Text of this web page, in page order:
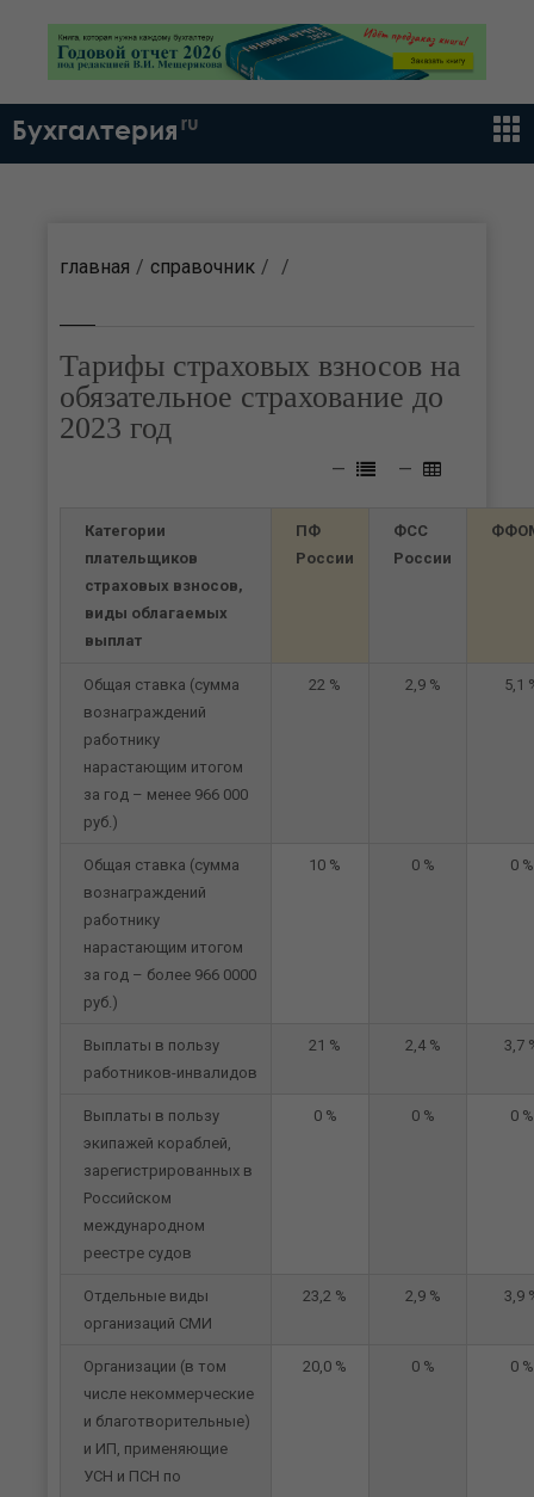
Бухгалтерия ru
главная справочник
Тарифы страховых взносов на
обязательное страхование до
2023 год
Категории
плательщиков
страховых взносов,
виды облагаемых
выплат
ПФ
России
ФСС
России
Общая ставка (сумма
вознаграждений
работнику
нарастающим итогом
за год – менее 966 000
руб.)
22 % 2,9 % 5,1
Общая ставка (сумма
вознаграждений
работнику
нарастающим итогом
за год – более 966 0000
руб.)
10 % 0 % 0 %
Выплаты в пользу
работников-инвалидов
21 % 2,4 % 3,7
Выплаты в пользу
экипажей кораблей,
зарегистрированных в
Российском
международном
реестре судов
0 % 0 % 0 %
Отдельные виды
организаций СМИ
23,2 % 2,9 % 3,9
Организации (в том
числе некоммерческие
и благотворительные)
и ИП, применяющие
УСН и ПСН по
20,0 % 0 % 0 %